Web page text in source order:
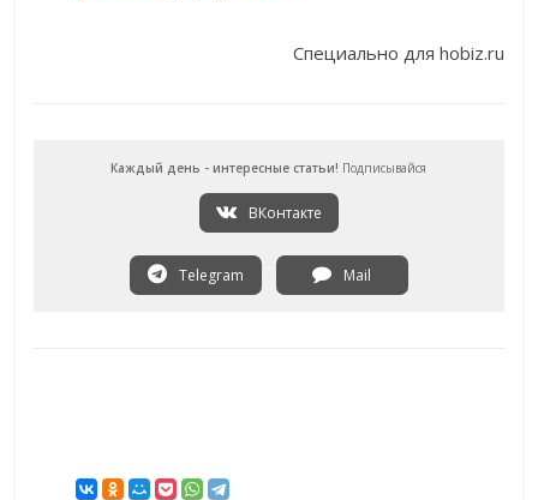
Специально для hobiz.ru
Каждый день - интересные статьи! Подписывайся
ВКонтакте
Telegram Mail